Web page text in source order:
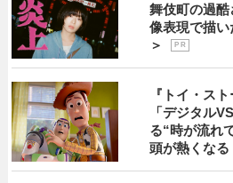
舞伎町の過
像表現で描
＞
P R
『トイ・ス
「デジタル
る“時が流れ
頭が熱くなる